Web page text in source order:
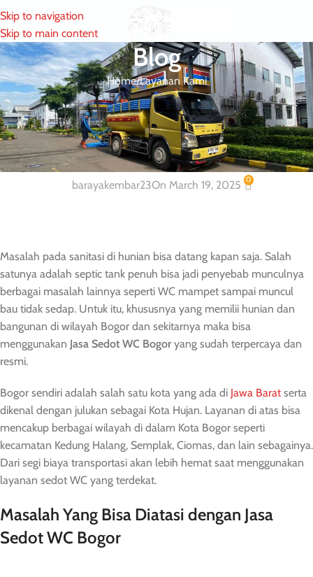
Skip to navigation
Skip to main content
MENU
Blog
Home Layanan Kami
LAYANAN KAMI
Layanan Jasa Sedot Wc Bogor Resmi
Berpengalaman
barayakembar23On March 19, 2025 0
Masalah pada sanitasi di hunian bisa datang kapan saja. Salah
satunya adalah septic tank penuh bisa jadi penyebab munculnya
berbagai masalah lainnya seperti WC mampet sampai muncul
bau tidak sedap. Untuk itu, khususnya yang memilii hunian dan
bangunan di wilayah Bogor dan sekitarnya maka bisa
menggunakan Jasa Sedot WC Bogor yang sudah terpercaya dan
resmi.
Bogor sendiri adalah salah satu kota yang ada di Jawa Baratserta
dikenal dengan julukan sebagai Kota Hujan. Layanan di atas bisa
mencakup berbagai wilayah di dalam Kota Bogor seperti
kecamatan Kedung Halang, Semplak, Ciomas, dan lain sebagainya.
Dari segi biaya transportasi akan lebih hemat saat menggunakan
layanan sedot WC yang terdekat.
Masalah Yang Bisa Diatasi dengan Jasa
Sedot WC Bogor